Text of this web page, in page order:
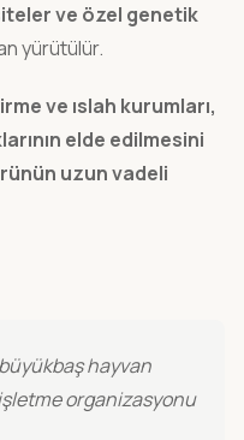
ve özel genetik
yürütülür.
ve ıslah kurumları,
elde edilmesini
uzun vadeli
hayvan
organizasyonu